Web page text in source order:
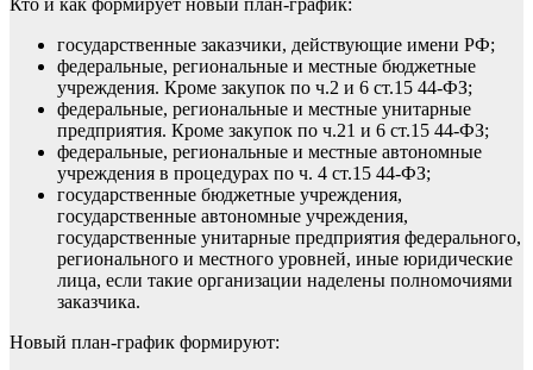
Кто и как формирует новый план-график:
государственные заказчики, действующие имени РФ;
федеральные, региональные и местные бюджетные
учреждения. Кроме закупок по ч.2 и 6 ст.15 44-ФЗ;
федеральные, региональные и местные унитарные
предприятия. Кроме закупок по ч.21 и 6 ст.15 44-ФЗ;
федеральные, региональные и местные автономные
учреждения в процедурах по ч. 4 ст.15 44-ФЗ;
государственные бюджетные учреждения,
государственные автономные учреждения,
государственные унитарные предприятия федерального,
регионального и местного уровней, иные юридические
лица, если такие организации наделены полномочиями
заказчика.
Новый план-график формируют: